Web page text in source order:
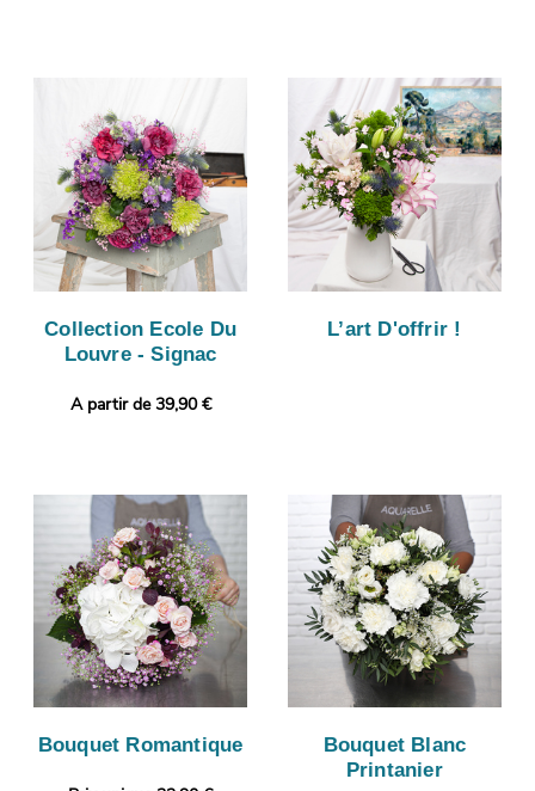
Collection Ecole Du
Louvre - Signac
A partir de 39,90 €
L’art D'offrir !
Bouquet Romantique
Bouquet Blanc
Printanier